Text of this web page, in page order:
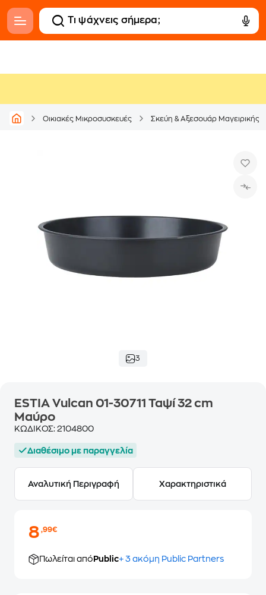
Οικιακές Μικροσυσκευές Σκεύη & Αξεσουάρ Μαγειρικής
3
ESTIA Vulcan 01-30711 Ταψί 32 cm
Μαύρο
ΚΩΔΙΚΟΣ: 2104800
Διαθέσιμο με παραγγελία
Αναλυτική Περιγραφή Χαρακτηριστικά
8,99€
Πωλείται από Public+ 3 ακόμη Public Partners